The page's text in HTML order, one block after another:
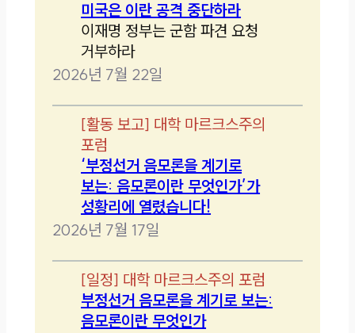
미국은 이란 공격 중단하라
이재명 정부는 군함 파견 요청
거부하라
2026년 7월 22일
[활동 보고] 대학 마르크스주의
포럼
‘부정선거 음모론을 계기로
보는: 음모론이란 무엇인가’가
성황리에 열렸습니다!
2026년 7월 17일
[일정] 대학 마르크스주의 포럼
부정선거 음모론을 계기로 보는:
음모론이란 무엇인가